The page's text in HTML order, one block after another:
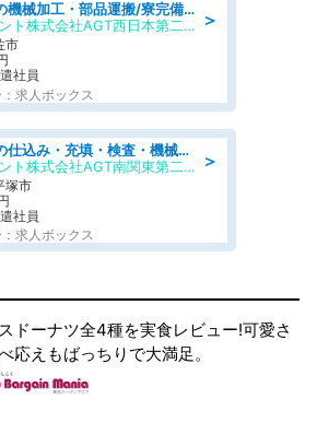
＞
自動車製品の機械加工・部品運搬/寮完備/日払い/工場・製造
UTエージェント株式会社AGT西日本第二CU
市
社員
求人ボックス
＞
建築用製品の仕込み・充填・検査・機械操作/寮完備/日払い/工場・製造
UTエージェント株式会社AGT南関東第二CU
塚市
社員
求人ボックス
ドーナツ全4種を実食レビュー!可愛さ
応えもばっちりで大満足。